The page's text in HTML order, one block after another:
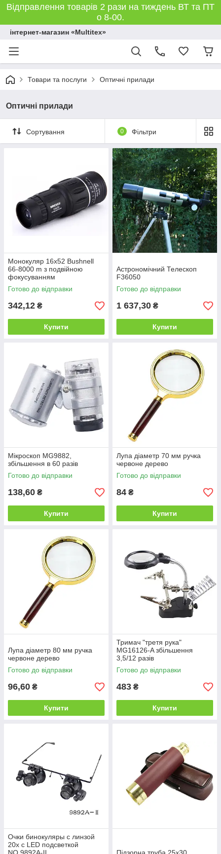
Відправлення товарів 2 рази на тиждень ВТ та ПТ
о 8-00.
інтернет-магазин «Multitex»
Товари та послуги Оптичні прилади
Оптичні прилади
Сортування 0 Фільтри
Монокуляр 16x52 Bushnell
66-8000 m з подвійною
фокусуванням
Готово до відправки
342,12 ₴
Купити
Астрономічний Телескоп
F36050
Готово до відправки
1 637,30 ₴
Купити
Мікроскоп MG9882,
збільшення в 60 разів
Готово до відправки
138,60 ₴
Купити
Лупа діаметр 70 мм ручка
червоне дерево
Готово до відправки
84 ₴
Купити
Лупа діаметр 80 мм ручка
червоне дерево
Готово до відправки
96,60 ₴
Купити
Тримач "третя рука"
MG16126-A збільшення
3,5/12 разів
Готово до відправки
483 ₴
Купити
Очки бинокуляры с линзой
20x c LED подсветкой